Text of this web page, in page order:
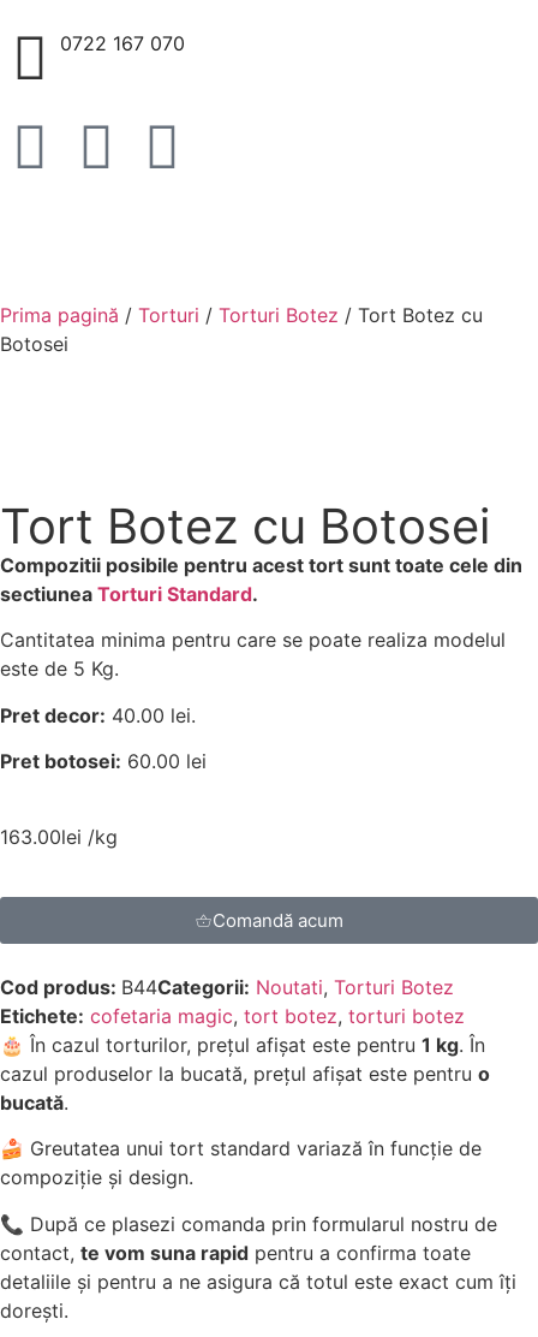
0722 167 070
Prima pagină / Torturi / Torturi Botez / Tort Botez cu
Botosei
Tort Botez cu Botosei
Compozitii posibile pentru acest tort sunt toate cele din
sectiunea Torturi Standard.
Cantitatea minima pentru care se poate realiza modelul
este de 5 Kg.
Pret decor: 40.00 lei.
Pret botosei: 60.00 lei
163.00lei /kg
Comandă acum
Cod produs: B44Categorii: Noutati, Torturi Botez
Etichete: cofetaria magic, tort botez, torturi botez
🎂 În cazul torturilor, prețul afișat este pentru 1 kg. În
cazul produselor la bucată, prețul afișat este pentru o
bucată.
🍰 Greutatea unui tort standard variază în funcție de
compoziție și design.
📞 După ce plasezi comanda prin formularul nostru de
contact, te vom suna rapid pentru a confirma toate
detaliile și pentru a ne asigura că totul este exact cum îți
dorești.